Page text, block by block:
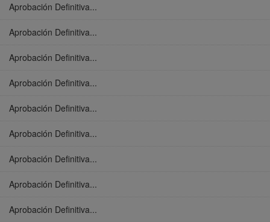
Aprobación Definitiva...
Aprobación Definitiva...
Aprobación Definitiva...
Aprobación Definitiva...
Aprobación Definitiva...
Aprobación Definitiva...
Aprobación Definitiva...
Aprobación Definitiva...
Aprobación Definitiva...